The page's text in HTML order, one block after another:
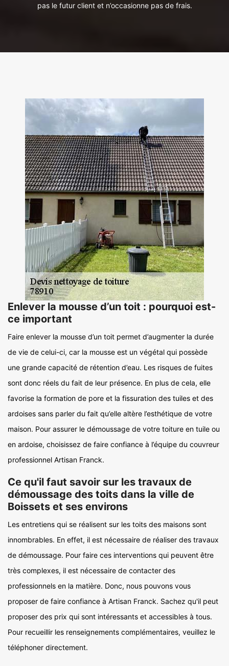
pas le futur client et n’occasionne pas de frais.
Enlever la mousse d’un toit : pourquoi est-
ce important
Faire enlever la mousse d’un toit permet d’augmenter la durée
de vie de celui-ci, car la mousse est un végétal qui possède
une grande capacité de rétention d’eau. Les risques de fuites
sont donc réels du fait de leur présence. En plus de cela, elle
favorise la formation de pore et la fissuration des tuiles et des
ardoises sans parler du fait qu’elle altère l’esthétique de votre
maison. Pour assurer le démoussage de votre toiture en tuile ou
en ardoise, choisissez de faire confiance à l’équipe du couvreur
professionnel Artisan Franck.
Ce qu'il faut savoir sur les travaux de
démoussage des toits dans la ville de
Boissets et ses environs
Les entretiens qui se réalisent sur les toits des maisons sont
innombrables. En effet, il est nécessaire de réaliser des travaux
de démoussage. Pour faire ces interventions qui peuvent être
très complexes, il est nécessaire de contacter des
professionnels en la matière. Donc, nous pouvons vous
proposer de faire confiance à Artisan Franck. Sachez qu'il peut
proposer des prix qui sont intéressants et accessibles à tous.
Pour recueillir les renseignements complémentaires, veuillez le
téléphoner directement.